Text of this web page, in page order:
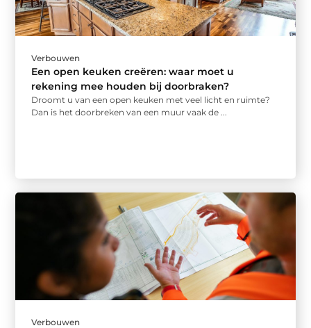
Verbouwen
Een open keuken creëren: waar moet u
rekening mee houden bij doorbraken?
Droomt u van een open keuken met veel licht en ruimte?
Dan is het doorbreken van een muur vaak de ...
Verbouwen